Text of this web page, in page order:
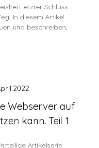
letzter Schluss
In diesem Artikel
und beschreiben,
Webserver auf
kann. Teil 1
2022
Artikelserie